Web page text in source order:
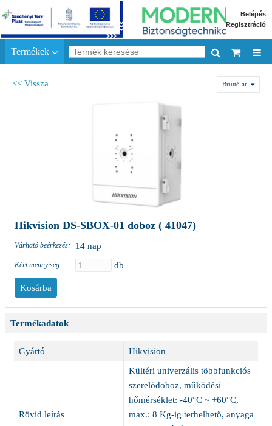
Belépés
Regisztráció
Termékek
<< Vissza Bruttó ár
Hikvision DS-SBOX-01 doboz ( 41047)
Várható beérkezés: 14 nap
Kért mennyiség: db
Termékadatok
Gyártó Hikvision
Rövid leírás
Kültéri univerzális többfunkciós
szerelődoboz, működési
hőmérséklet: -40°C ~ +60°C,
max.: 8 Kg-ig terhelhető, anyaga